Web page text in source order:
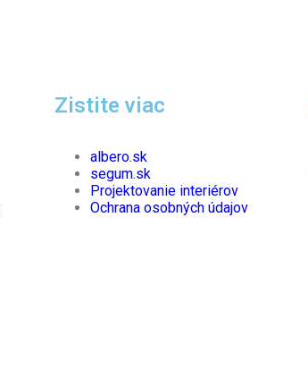
Zistite viac
albero.sk
segum.sk
Projektovanie interiérov
Ochrana osobných údajov